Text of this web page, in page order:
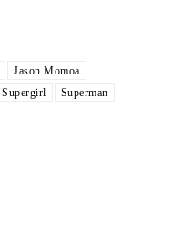
Jason Momoa
Supergirl
Superman